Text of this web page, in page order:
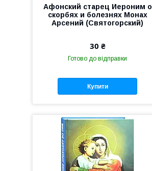
Афонский старец Иероним о
скорбях и болезнях Монах
Арсений (Святогорский)
30 ₴
Готово до відправки
Купити